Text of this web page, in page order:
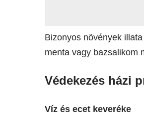
Bizonyos növények
menta vagy bazsalikom
Védekezés házi
Víz és ecet keveréke